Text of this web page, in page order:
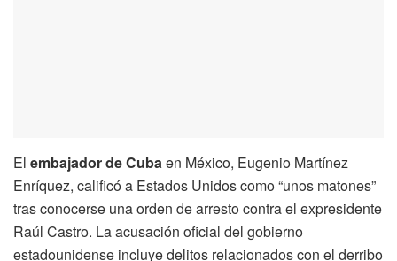
El embajador de Cubaen México, Eugenio Martínez
Enríquez, calificó a Estados Unidos como “unos matones”
tras conocerse una orden de arresto contra el expresidente
Raúl Castro. La acusación oficial del gobierno
estadounidense incluye delitos relacionados con el derribo